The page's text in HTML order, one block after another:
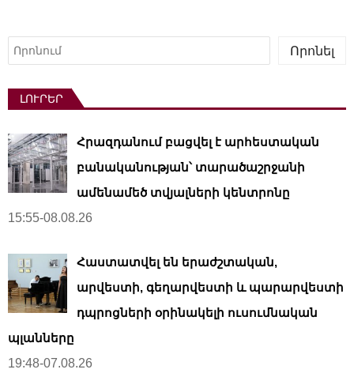
Որոնել
Որոնել
ԼՈՒՐԵՐ
Հրազդանում բացվել է արհեստական ​​
բանականության՝ տարածաշրջանի
ամենամեծ տվյալների կենտրոնը
15:55-08.08.26
Հաստատվել են երաժշտական,
արվեստի, գեղարվեստի և պարարվեստի
դպրոցների օրինակելի ուսումնական
պլանները
19:48-07.08.26